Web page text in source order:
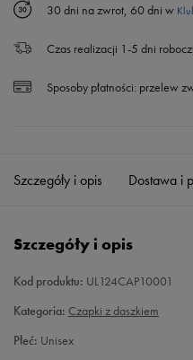
30 dni na zwrot, 60 dni w
Czas realizacji 1-5 dni
Sposoby płatności: przelew
Szczegóły i opis Dostawa i
Szczegóły i opis
Kod produktu: UL124CAP10001
Kategoria: Czapki z daszkiem
Płeć: Unisex